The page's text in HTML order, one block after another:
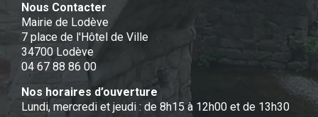
Nous Contacter
Mairie de Lodève
7 place de l'Hôtel de Ville
34700 Lodève
04 67 88 86 00
Nos horaires d’ouverture
Lundi, mercredi et jeudi : de 8h15 à 12h00 et de 13h30